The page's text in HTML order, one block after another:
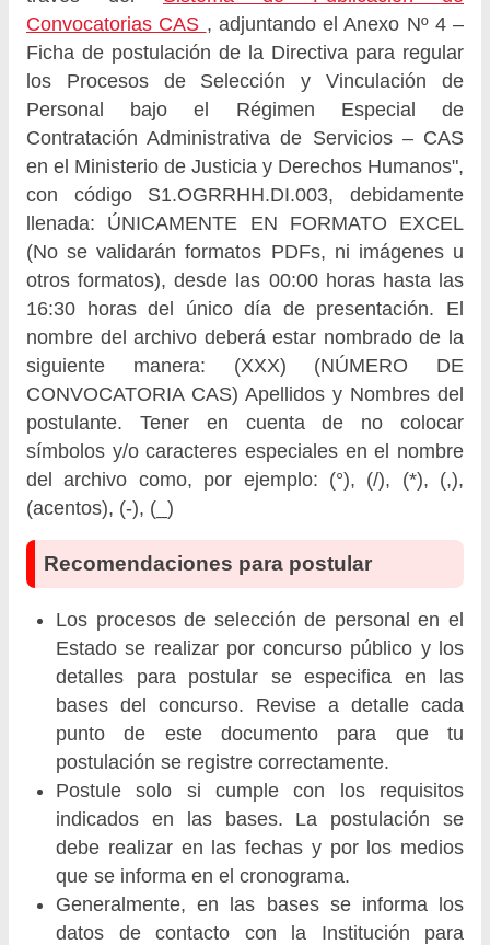
Convocatorias CAS , adjuntando el Anexo Nº 4 –
Ficha de postulación de la Directiva para regular
los Procesos de Selección y Vinculación de
Personal bajo el Régimen Especial de
Contratación Administrativa de Servicios – CAS
en el Ministerio de Justicia y Derechos Humanos",
con código S1.OGRRHH.DI.003, debidamente
llenada: ÚNICAMENTE EN FORMATO EXCEL
(No se validarán formatos PDFs, ni imágenes u
otros formatos), desde las 00:00 horas hasta las
16:30 horas del único día de presentación. El
nombre del archivo deberá estar nombrado de la
siguiente manera: (XXX) (NÚMERO DE
CONVOCATORIA CAS) Apellidos y Nombres del
postulante. Tener en cuenta de no colocar
símbolos y/o caracteres especiales en el nombre
del archivo como, por ejemplo: (°), (/), (*), (,),
(acentos), (-), (_)
Recomendaciones para postular
Los procesos de selección de personal en el
Estado se realizar por concurso público y los
detalles para postular se especifica en las
bases del concurso. Revise a detalle cada
punto de este documento para que tu
postulación se registre correctamente.
Postule solo si cumple con los requisitos
indicados en las bases. La postulación se
debe realizar en las fechas y por los medios
que se informa en el cronograma.
Generalmente, en las bases se informa los
datos de contacto con la Institución para